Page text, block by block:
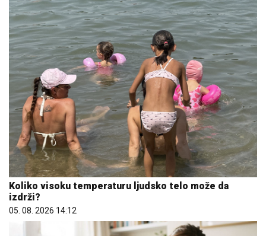
Koliko visoku temperaturu ljudsko telo može da
izdrži?
05. 08. 2026 14:12